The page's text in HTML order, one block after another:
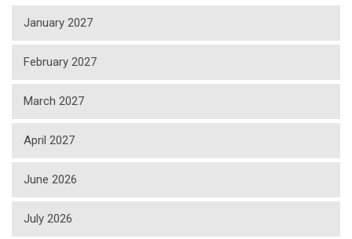
January 2027
February 2027
March 2027
April 2027
June 2026
July 2026